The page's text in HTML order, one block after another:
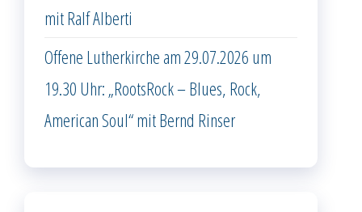
mit Ralf Alberti
Offene Lutherkirche am 29.07.2026 um
19.30 Uhr: „RootsRock – Blues, Rock,
American Soul“ mit Bernd Rinser